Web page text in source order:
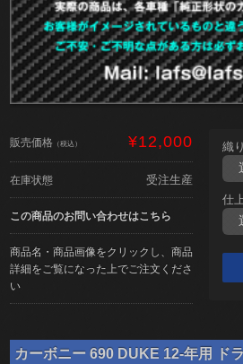
販売価格 （税込） ¥12,000
在庫状態 受注生産
この商品のお問い合わせはこちら
商品名・商品画像をクリックし、商品
詳細をご覧になった上でご注文くださ
い
織
仕
カーボニー 690 DUKE 12-年用 ド